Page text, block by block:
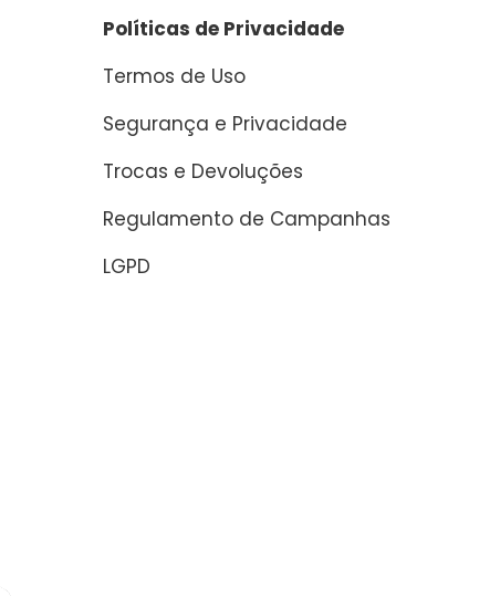
Políticas de Privacidade
Termos de Uso
Segurança e Privacidade
Trocas e Devoluções
Regulamento de Campanhas
LGPD